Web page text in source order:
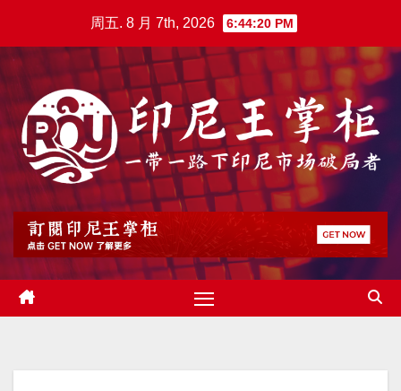
周五. 8 月 7th, 2026 6:44:21 PM